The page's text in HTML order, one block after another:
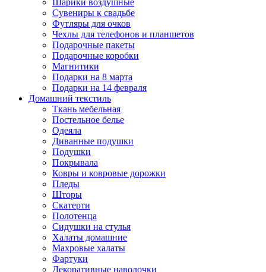
Шарики воздушные
Сувениры к свадьбе
Футляры для очков
Чехлы для телефонов и планшетов
Подарочные пакеты
Подарочные коробки
Магнитики
Подарки на 8 марта
Подарки на 14 февраля
Домашний текстиль
Ткань мебельная
Постельное белье
Одеяла
Диванные подушки
Подушки
Покрывала
Ковры и ковровые дорожки
Пледы
Шторы
Скатерти
Полотенца
Сидушки на стулья
Халаты домашние
Махровые халаты
Фартуки
Декоративные наволочки